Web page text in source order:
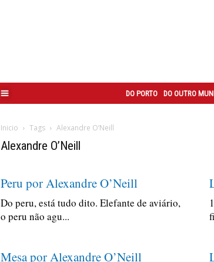
DO PORTO DO OUTRO
Inicio Tags Alexandre O’Neill
Alexandre O’Neill
Peru por Alexandre O’Neill
Do peru, está tudo dito. Elefante de aviário,
o peru não agu...
Mesa por Alexandre O’Neill